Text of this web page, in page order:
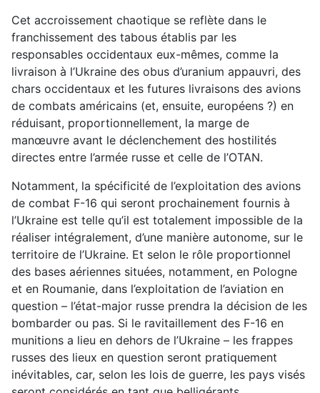
Cet accroissement chaotique se reflète dans le
franchissement des tabous établis par les
responsables occidentaux eux-mêmes, comme la
livraison à l’Ukraine des obus d’uranium appauvri, des
chars occidentaux et les futures livraisons des avions
de combats américains (et, ensuite, européens ?) en
réduisant, proportionnellement, la marge de
manœuvre avant le déclenchement des hostilités
directes entre l’armée russe et celle de l’OTAN.
Notamment, la spécificité de l’exploitation des avions
de combat F-16 qui seront prochainement fournis à
l’Ukraine est telle qu’il est totalement impossible de la
réaliser intégralement, d’une manière autonome, sur le
territoire de l’Ukraine. Et selon le rôle proportionnel
des bases aériennes situées, notamment, en Pologne
et en Roumanie, dans l’exploitation de l’aviation en
question – l’état-major russe prendra la décision de les
bombarder ou pas. Si le ravitaillement des F-16 en
munitions a lieu en dehors de l’Ukraine – les frappes
russes des lieux en question seront pratiquement
inévitables, car, selon les lois de guerre, les pays visés